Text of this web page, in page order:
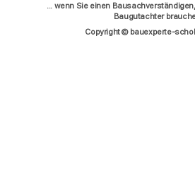
... wenn Sie einen
Baugutachter
Copyright © bauexperte-